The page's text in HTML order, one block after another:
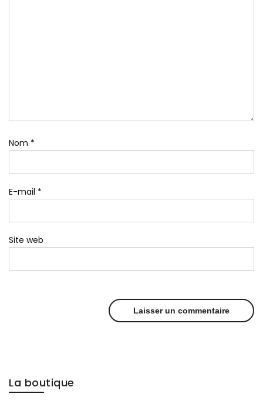
Nom *
E-mail *
Site web
La boutique